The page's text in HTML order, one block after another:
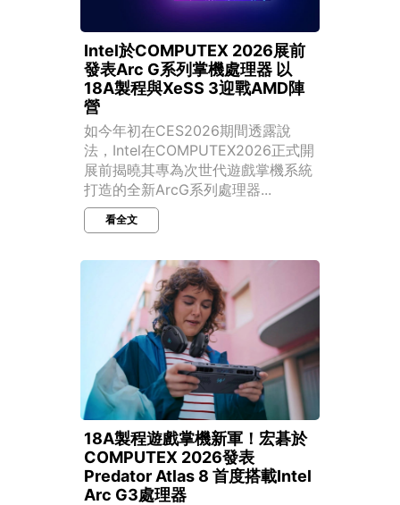
Intel於COMPUTEX 2026展前
發表Arc G系列掌機處理器 以
18A製程與XeSS 3迎戰AMD陣
營
如今年初在CES2026期間透露說
法，Intel在COMPUTEX2026正式開
展前揭曉其專為次世代遊戲掌機系統
打造的全新ArcG系列處理器...
看全文
18A製程遊戲掌機新軍！宏碁於
COMPUTEX 2026發表
Predator Atlas 8 首度搭載Intel
Arc G3處理器